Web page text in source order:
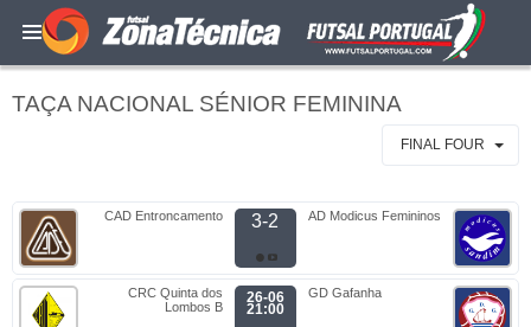
TAÇA NACIONAL SÉNIOR FEMININA
FINAL FOUR
CAD Entroncamento 3-2 AD Modicus Femininos
CRC Quinta dos
Lombos B
26-06
21:00
GD Gafanha